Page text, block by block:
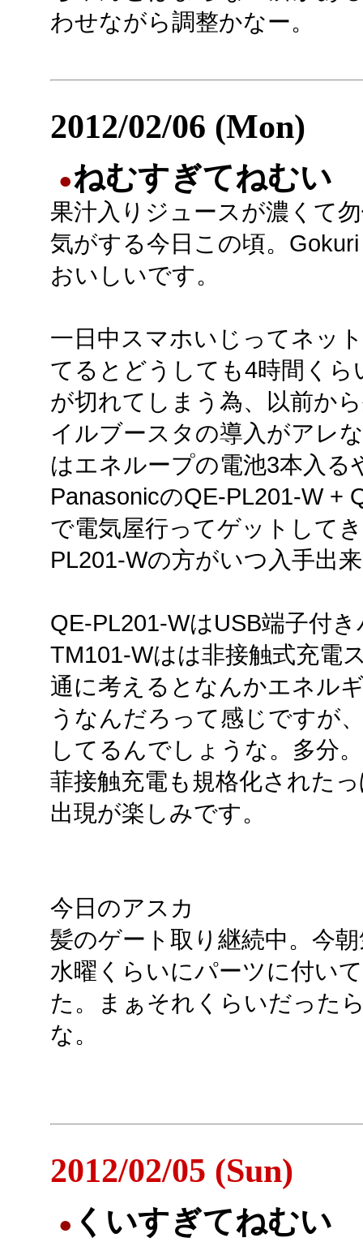
わせながら調整かなー。
2012/02/06 (Mon)
●ねむすぎてねむい
果汁入りジュースが濃くて
気がする今日この頃。
おいしいです。
一日中スマホいじってネッ
てるとどうしても4時間くら
が切れてしまう為、以前か
イルブースタの導入がアレ
はエネループの電池3本入
PanasonicのQE-PL201-W +
で電気屋行ってゲットして
PL201-Wの方がいつ入手出
QE-PL201-WはUSB端子付
TM101-Wはは非接触式充電
通に考えるとなんかエネル
うなんだろって感じですが
してるんでしょうな。多分。
菲接触充電も規格化された
出現が楽しみです。
今日のアスカ
髪のゲート取り継続中。今
水曜くらいにパーツに付い
た。まぁそれくらいだった
な。
2012/02/05 (Sun)
● くいすぎてねむい